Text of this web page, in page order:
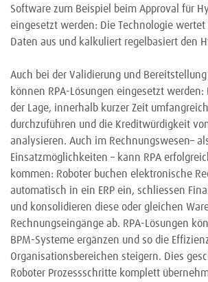
Software zum Beispiel beim Approval für
eingesetzt werden: Die Technologie
Daten aus und kalkuliert regelbasiert den
Auch bei der Validierung und
können RPA-Lösungen eingesetzt werden:
der Lage, innerhalb kurzer Zeit
durchzuführen und die Kreditwürdigkeit
analysieren. Auch im Rechnungswesen–
Einsatzmöglichkeiten – kann RPA
kommen: Roboter buchen elektronische
automatisch in ein ERP ein, schliessen
und konsolidieren diese oder gleichen
Rechnungseingänge ab. RPA-Lösungen
BPM-Systeme ergänzen und so die
Organisationsbereichen steigern. Dies
Roboter Prozessschritte komplett